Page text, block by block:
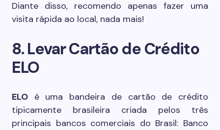
Diante disso, recomendo apenas fazer uma
visita rápida ao local, nada mais!
8. Levar Cartão de Crédito
ELO
ELO é uma bandeira de cartão de crédito
tipicamente brasileira criada pelos três
principais bancos comerciais do Brasil: Banco